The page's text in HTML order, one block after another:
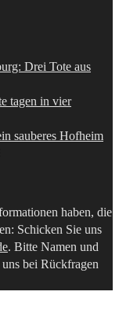
Drei Tote aus
tagen in vier
sauberes Hofheim
haben, die
Schicken Sie uns
. Bitte Namen und
bei Rückfragen